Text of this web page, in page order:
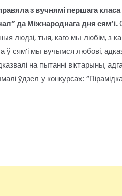
з вучнямі першага класа
да Міжнароднага дня сям’і.
людзі, тыя, каго мы любім, з
сям’і мы вучымся любові,
на пытанні віктарыны,
ўдзел у конкурсах: